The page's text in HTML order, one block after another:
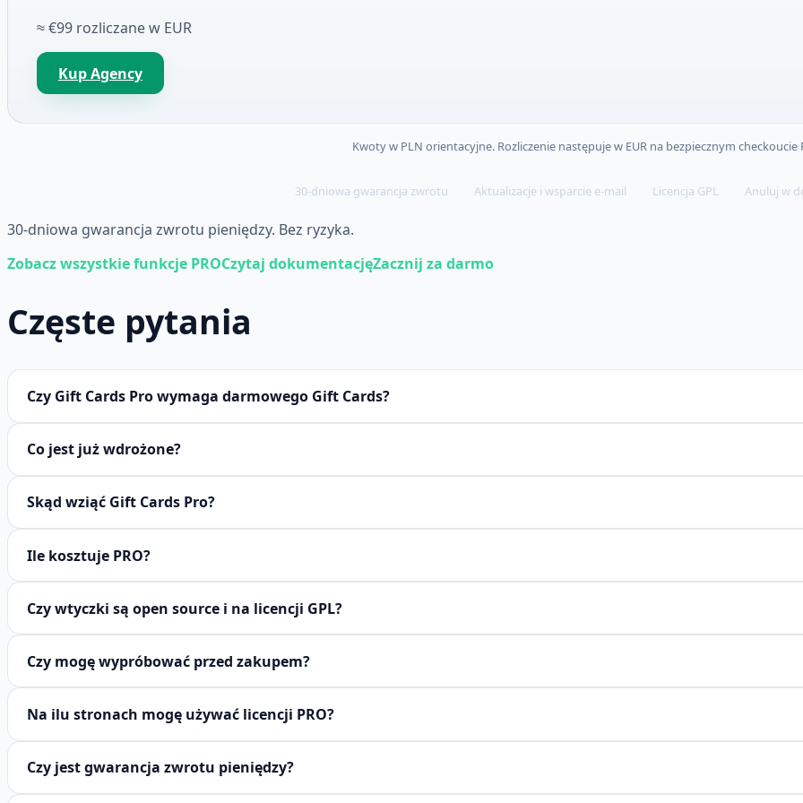
≈ €99 rozliczane w EUR
Kup Agency
Kwoty w PLN orientacyjne. Rozliczenie następuje w EUR na bezpiecznym checkoucie
30-dniowa gwarancja zwrotu Aktualizacje i wsparcie e-mail Licencja GPL Anuluj w
30-dniowa gwarancja zwrotu pieniędzy. Bez ryzyka.
Zobacz wszystkie funkcje PROCzytaj dokumentacjęZacznij za darmo
Częste pytania
Czy Gift Cards Pro wymaga darmowego Gift Cards?
Co jest już wdrożone?
Skąd wziąć Gift Cards Pro?
Ile kosztuje PRO?
Czy wtyczki są open source i na licencji GPL?
Czy mogę wypróbować przed zakupem?
Na ilu stronach mogę używać licencji PRO?
Czy jest gwarancja zwrotu pieniędzy?